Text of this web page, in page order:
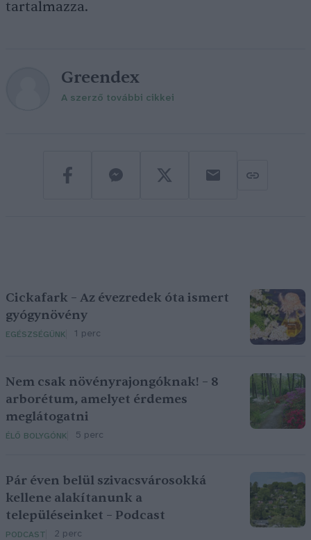
tartalmazza.
Greendex
A szerző további cikkei
Cickafark – Az évezredek óta ismert
gyógynövény
EGÉSZSÉGÜNK 1 perc
Nem csak növényrajongóknak! – 8
arborétum, amelyet érdemes
meglátogatni
ÉLŐ BOLYGÓNK 5 perc
Pár éven belül szivacsvárosokká
kellene alakítanunk a
településeinket – Podcast
PODCAST 2 perc